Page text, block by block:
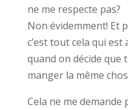
ne me respecte pas?
Non évidemment! Et
c’est tout cela qui
quand on décide que
manger la même
Cela ne me